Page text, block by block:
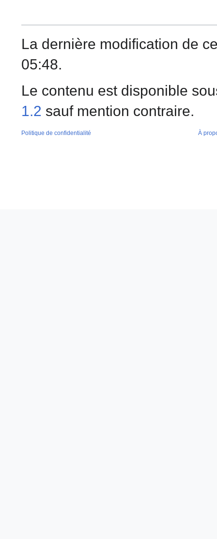
La dernière modification de
05:48.
Le contenu est disponible
1.2 sauf mention contraire.
Politique de confidentialité À